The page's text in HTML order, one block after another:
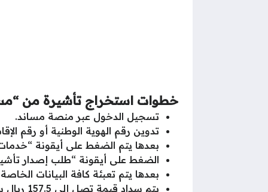
خطوات استخراج تأشيرة من
تسجيل الدخول عبر منصة مساند.
تدوين رقم الهوية الوطنية أو رقم
بعدها يتم الضغط على أيقونة “خدمات
الضغط على أيقونة “طلب إصدار
بعدها يتم تعبئة كافة البيانات
يتم سداد قيمة تصل إلى 157.5 ريال سعودي، والتي تتضمن الضريبة من خلال خدمة سداد خلال 24 ساعة من بداية التسجيل.